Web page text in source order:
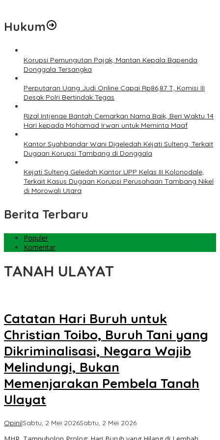
Hukum
Korupsi Pemungutan Pajak, Mantan Kepala Bapenda
Donggala Tersangka
Perputaran Uang Judi Online Capai Rp86,87 T, Komisi III
Desak Polri Bertindak Tegas
Rizal Intjenae Bantah Cemarkan Nama Baik, Beri Waktu 14
Hari kepada Mohamad Irwan untuk Meminta Maaf
Kantor Syahbandar Wani Digeledah Kejati Sulteng, Terkait
Dugaan Korupsi Tambang di Donggala
Kejati Sulteng Geledah Kantor UPP Kelas III Kolonodale,
Terkait Kasus Dugaan Korupsi Perusahaan Tambang Nikel
di Morowali Utara
Berita Terbaru
Populer
Komentar
TANAH ULAYAT
Catatan Hari Buruh untuk
Christian Toibo, Buruh Tani yang
Dikriminalisasi, Negara Wajib
Melindungi, Bukan
Memenjarakan Pembela Tanah
Ulayat
Opini|Sabtu, 2 Mei 2026Sabtu, 2 Mei 2026oleh